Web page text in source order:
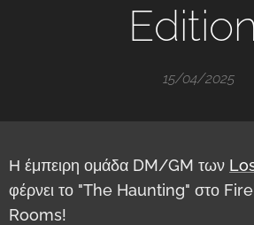
15/04/2025
Η έμπειρη ομάδα DM/GM των
φέρνει το "The Haunting" στο
Rooms!